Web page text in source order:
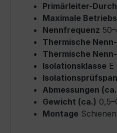
Primärleiter-
Maximale
Nennfrequenz
Thermische
Thermische
Isolationsklasse E
Abmessungen
Gewicht (ca.)
Montage